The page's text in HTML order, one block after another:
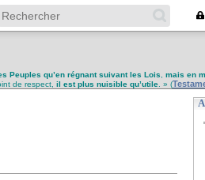
Peuples qu’en régnant suivant les Lois mais en
de respect, il est plus nuisible qu’utile . » (